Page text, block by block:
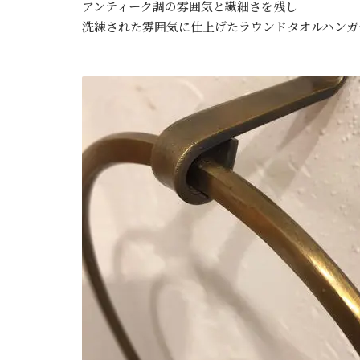
アンティーク調の雰囲気と繊細さを残し
洗練された雰囲気に仕上げたラウンドタオルハン